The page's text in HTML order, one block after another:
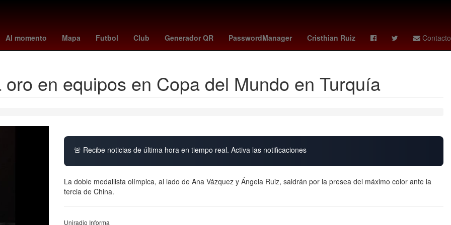
Al momento Mapa Futbol Club Generador QR PasswordManager Cristhian Ruiz Contacto
San Diego colo colo Nueva York jaguars vs. chiefs Thomas Tuchel criminal lupita villalobos
en equipos en Copa del Mundo en Turquía
🚨 Recibe noticias de última hora en tiempo real. Activa las notificaciones
La doble medallista olímpica, al lado de Ana Vázquez y Ángela Ruiz, saldrán por la presea del máximo color ante la
tercia de China.
Uniradio Informa